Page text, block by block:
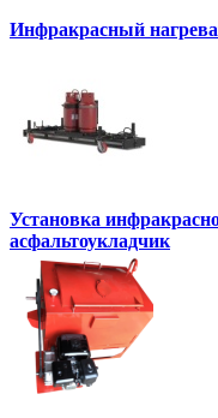
Инфракрасный
Установка
асфальтоукладчик